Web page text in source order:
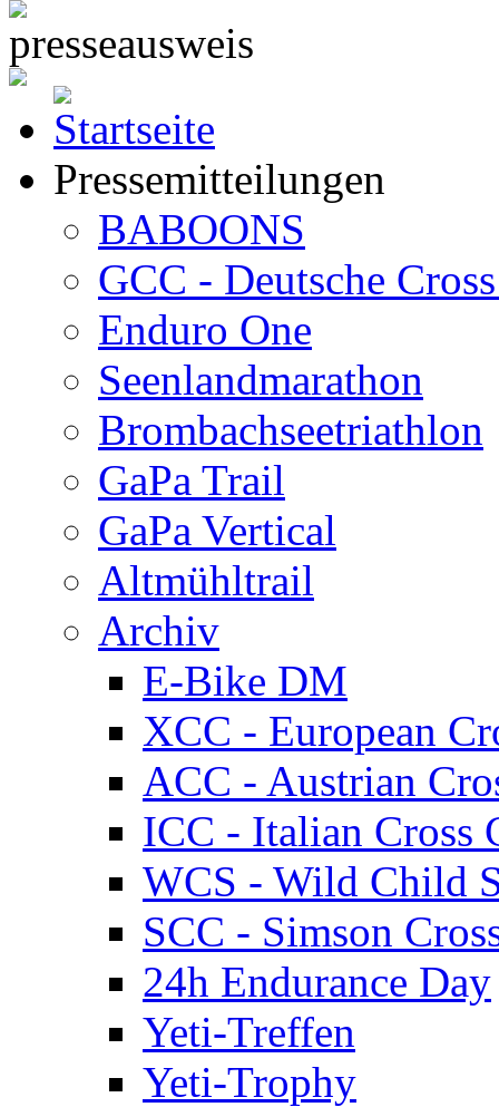
Pressemitteilungen
BABOONS
GCC - Deutsche
Enduro One
Seenlandmarathon
Brombachseetriathlon
GaPa Trail
GaPa Vertical
Altmühltrail
Archiv
E-Bike DM
XCC - European
ACC - Austrian
ICC - Italian Cross
WCS - Wild Child
SCC - Simson
24h Endurance Day
Yeti-Treffen
Yeti-Trophy